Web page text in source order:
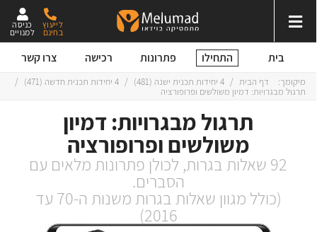
כניסה
למנויים
לייעוץ
בחינם
בית התחילו פתרונות רכישה צרו קשר
תרגול מבגרויות: דמיון
משולשים ופרופורציה
92 שאלות בגרות, לכולן פתרונות מלאים עם
הסברים.
(כולל מגוון שאלות בגרות משנות ה-70 עד
2016)
מיקומך: דף הבית / 4 יחידות תכנית ישנה ( 481
)
/ 4 יחידות תכנית חדשה ( 471
)
/
תרגול מבגרויות: דמיון משולשים ופרופורציה